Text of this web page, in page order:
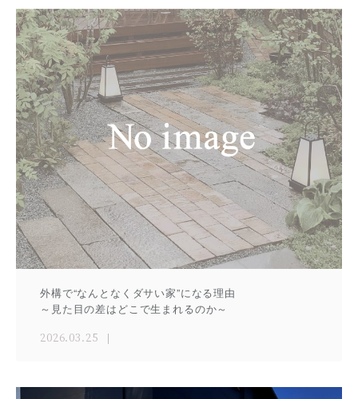
外構で“なんとなくダサい家”になる理由
～見た目の差はどこで生まれるのか～
2026.03.25